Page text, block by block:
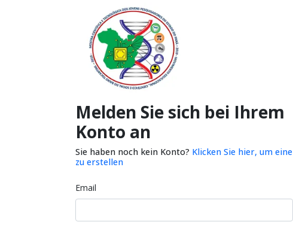
Melden Sie sich bei Ihrem
Konto an
Sie haben noch kein Konto? Klicken Sie hier, um eine
zu erstellen
Email